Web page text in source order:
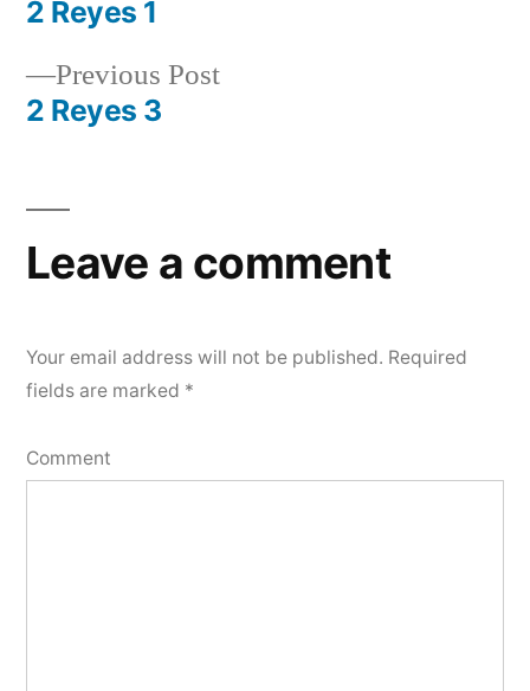
Post
navigation
Previous PostPrevious
2 Reyes 3
2 Reyes 1
Leave a comment
Your email address will not be published. Required
fields are marked *
Comment